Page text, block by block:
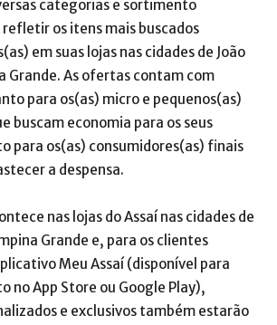
categorias e sortimento
os itens mais buscados
em suas lojas nas cidades de João
Grande. As ofertas contam com
para os(as) micro e pequenos(as)
buscam economia para os seus
para os(as) consumidores(as) finais
a despensa.
nas lojas do Assaí nas cidades de
Grande e, para os clientes
Meu Assaí (disponível para
no App Store ou Google Play),
e exclusivos também estarão